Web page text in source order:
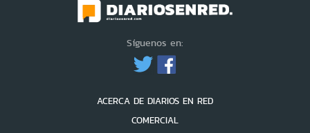
Síguenos en:
ACERCA DE DIARIOS EN RED
COMERCIAL